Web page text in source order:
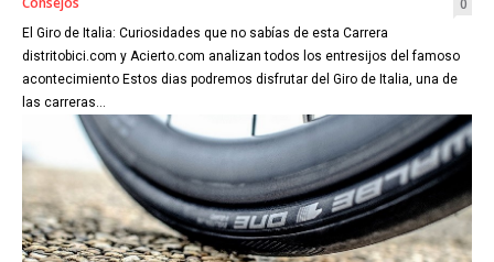
El Giro de Italia: Curiosidades que no sabías de esta Carrera
distritobici.com y Acierto.com analizan todos los entresijos del famoso
acontecimiento Estos dias podremos disfrutar del Giro de Italia, una de
las carreras...